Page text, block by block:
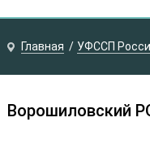
Главная УФССП
Ворошиловский